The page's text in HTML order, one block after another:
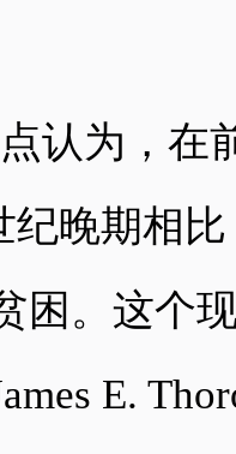
认为，在
纪晚期相
困。这个
E.